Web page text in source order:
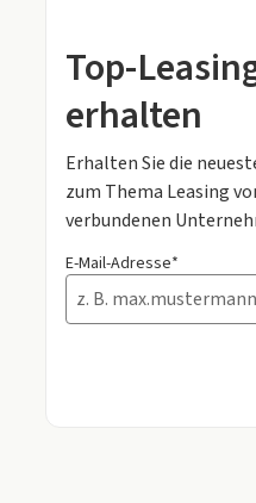
Top-
erhalten
Erhalten Sie die
zum Thema Leasing
verbundenen
E-Mail-Adresse*